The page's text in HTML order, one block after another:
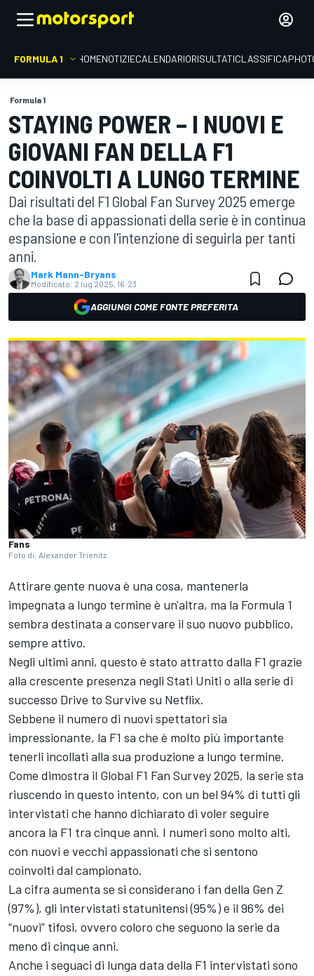
FORMULA 1 HOMENOTIZIECALENDARIORISULTATICLASSIFICA
Formula 1
STAYING POWER – I NUOVI E
GIOVANI FAN DELLA F1
COINVOLTI A LUNGO TERMINE
Dai risultati del F1 Global Fan Survey 2025 emerge
che la base di appassionati della serie è in continua
espansione e con l'intenzione di seguirla per tanti
anni.
Mark Mann-Bryans
Modificato: 2 lug 2025, 16:23
AGGIUNGI COME FONTE PREFERITA
Fans
Foto di: Alexander Trienitz
Attirare gente nuova è una cosa, mantenerla
impegnata a lungo termine è un'altra, ma la Formula 1
sembra destinata a conservare il suo nuovo pubblico,
sempre attivo.
Negli ultimi anni, questo è stato attratto dalla F1 grazie
alla crescente presenza negli Stati Uniti o alla serie di
successo Drive to Survive su Netflix.
Sebbene il numero di nuovi spettatori sia
impressionante, la F1 sa che è molto più importante
tenerli incollati alla sua produzione a lungo termine.
Come dimostra il Global F1 Fan Survey 2025, la serie sta
riuscendo in questo intento, con un bel 94% di tutti gli
intervistati che hanno dichiarato di voler seguire
ancora la F1 tra cinque anni. I numeri sono molto alti,
con nuovi e vecchi appassionati che si sentono
coinvolti dal campionato.
La cifra aumenta se si considerano i fan della Gen Z
(97%), gli intervistati statunitensi (95%) e il 96% dei
“nuovi” tifosi, ovvero coloro che seguono la serie da
meno di cinque anni.
Anche i seguaci di lunga data della F1 intervistati sono